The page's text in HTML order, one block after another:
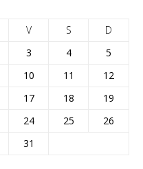
V S
D
3 4
5
10 11
12
17 18
19
24 25
26
31